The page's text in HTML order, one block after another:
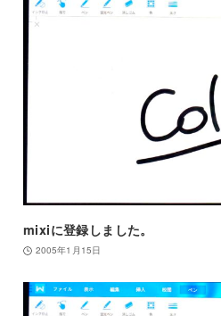
mixiに登録しました。
2005年1月15日